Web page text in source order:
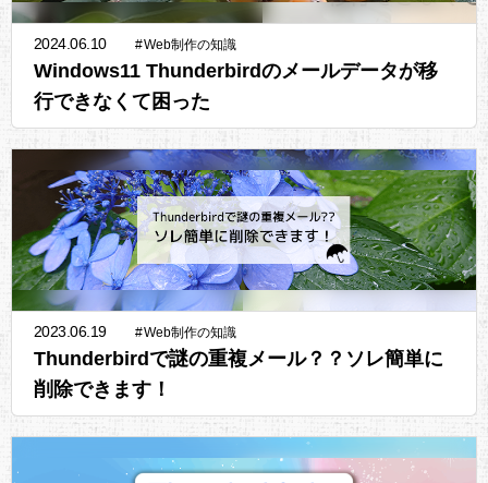
2024.06.10 #Web制作の知識
Windows11 Thunderbirdのメールデータが移
行できなくて困った
2023.06.19 #Web制作の知識
Thunderbirdで謎の重複メール？？ソレ簡単に
削除できます！